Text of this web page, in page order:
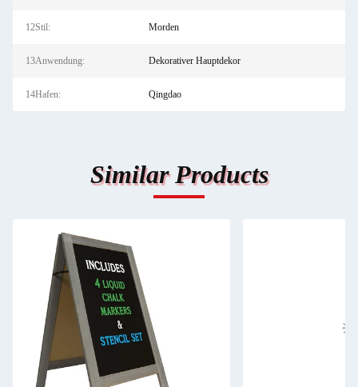
12Stil: Morden
13Anwendung: Dekorativer Hauptdekor
14Hafen: Qingdao
Similar Products